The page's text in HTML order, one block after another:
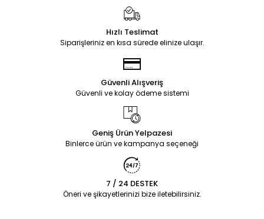
Hızlı Teslimat
Siparişleriniz en kısa sürede elinize ulaşır.
Güvenli Alışveriş
Güvenli ve kolay ödeme sistemi
Geniş Ürün Yelpazesi
Binlerce ürün ve kampanya seçeneği
7 / 24 DESTEK
Öneri ve şikayetlerinizi bize iletebilirsiniz.